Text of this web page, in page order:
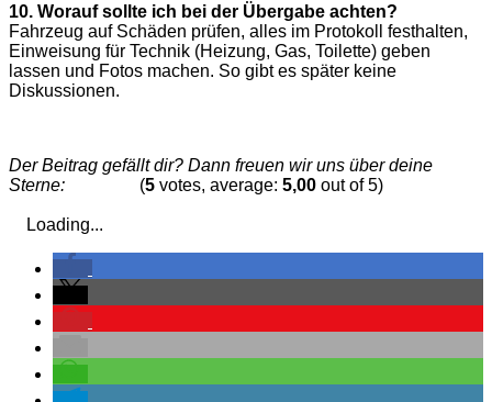
10. Worauf sollte ich bei der Übergabe achten?
Fahrzeug auf Schäden prüfen, alles im Protokoll festhalten,
Einweisung für Technik (Heizung, Gas, Toilette) geben
lassen und Fotos machen. So gibt es später keine
Diskussionen.
Der Beitrag gefällt dir? Dann freuen wir uns über deine
Sterne:
(5 votes, average: 5,00 out of 5)
Loading...